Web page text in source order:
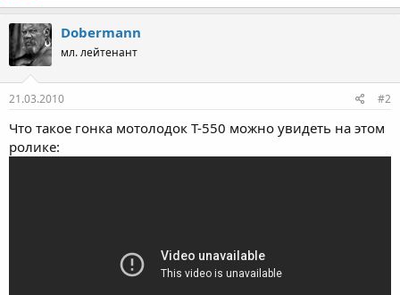
Dobermann
мл. лейтенант
21.03.2010 #2
Что такое гонка мотолодок Т-550 можно увидеть на этом
ролике: